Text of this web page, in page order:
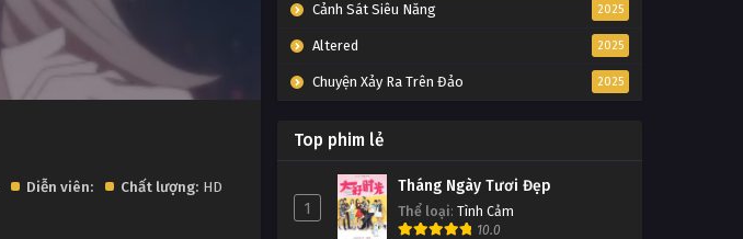
Diễn viên: Chất lượng:HD
Cảnh Sát Siêu Năng 2025
Altered 2025
Chuyện Xảy Ra Trên Đảo 2025
Top phim lẻ
1
Tháng Ngày Tươi Đẹp
Thể loại: Tình Cảm
10.0